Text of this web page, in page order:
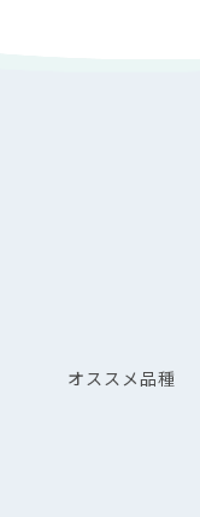
オススメ品種